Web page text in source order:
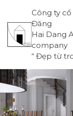
Công ty
Đăng
Hai Dang
company
“ Đẹp từ